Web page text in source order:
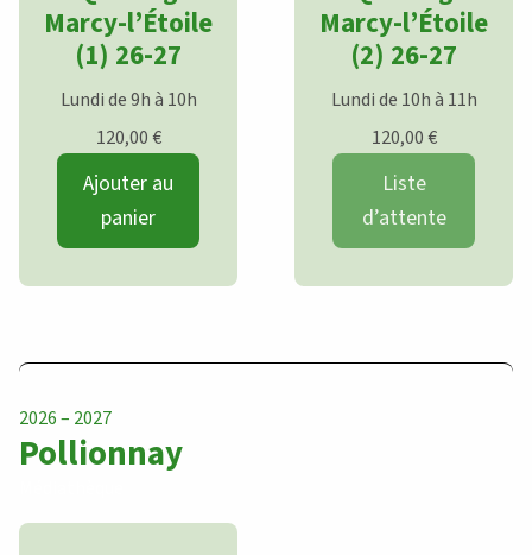
Marcy-l’Étoile
(1) 26-27
Lundi de 9h à 10h
120,00€
Ajouter au
panier
Marcy-l’Étoile
(2) 26-27
Lundi de 10h à 11h
120,00€
Liste
d’attente
2026 – 2027
Pollionnay